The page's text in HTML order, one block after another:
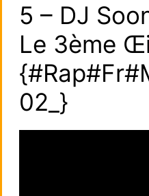
5 – DJ
Le 3ème
02_}